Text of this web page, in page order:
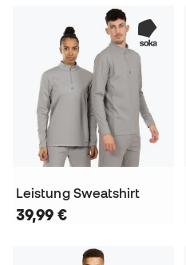
Leistung Sweatshirt
39,99 €